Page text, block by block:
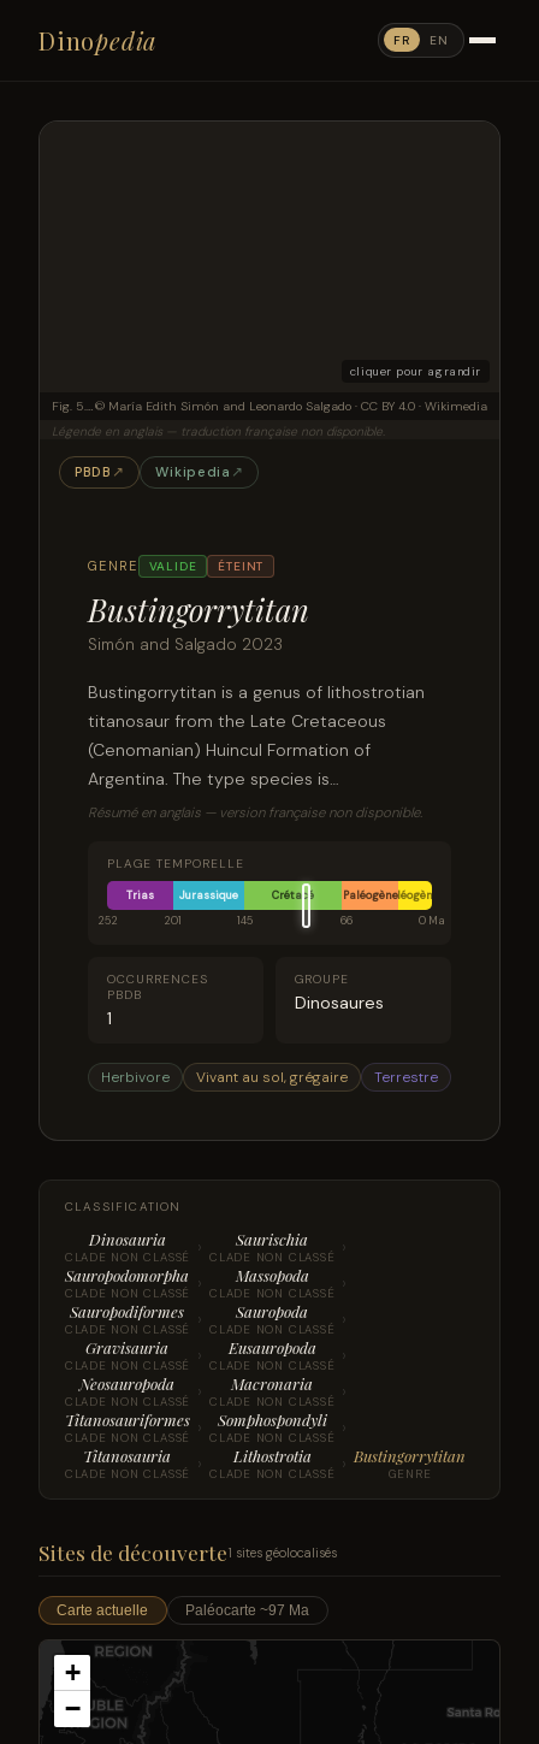
Dinopedia FR EN
GENRE VALIDE ÉTEINT
Bustingorrytitan
Simón and Salgado 2023
Bustingorrytitan is a genus of lithostrotian
titanosaur from the Late Cretaceous
(Cenomanian) Huincul Formation of
Argentina. The type species is
Bustingorrytitan shiva.
Résumé en anglais — version française non disponible.
PLAGE TEMPORELLE
Trias Jurassique Crétacé PaléogèneNéogène
252
201 145 66 0 Ma
OCCURRENCES
PBDB
1
GROUPE
Dinosaures
Herbivore Vivant au sol, grégaire Terrestre
cliquer pour agrandir
Fig. 5. Forelimb bones of the titanosaurian sauropod Bustingorrytitan shiva gen. et sp. nov. from “Bustingorry II” site, Neuquén Province, Argentina, upper Cenomanian. A. Left coracoid (holotype, MMCH-Pv 59/13) in lateral view. B. Left scapula (holotype, MMCH-Pv 59/11) in lateral view. C. Left humerus (holotype, MMCH-Pv 59/21) in proximal (C1), anterior (C2), and distal (C3) views. D. Right radius (holotype, MMCH-Pv 59/22) in posterior view. E. Left sternal plate (holotype, MMCH-Pv 59/15) in dorsal view. F. Articulated metacarpals I–V (holotype, MMCH-Pv 59/25–29) in proximal (F1), anterior (F2) and distal (F3) views. G. Right ulna (holotype, MMCH-Pv 59/23) in medial (G1) and proximal (G2) views. Abbreviations: cf, coracoid foramen; gas, glenoid articular surface; igl, infraglenoid lip; I–V, metacarpals. Scale bars 200 mm.© María Edith Simón and Leonardo Salgado · CC BY 4.0 · Wikimedia
Légende en anglais — traduction française non disponible.
PBDB ↗ Wikipedia ↗
CLASSIFICATION
Dinosauria
CLADE NON CLASSÉ › Saurischia
CLADE NON CLASSÉ ›
Sauropodomorpha
CLADE NON CLASSÉ › Massopoda
CLADE NON CLASSÉ ›
Sauropodiformes
CLADE NON CLASSÉ › Sauropoda
CLADE NON CLASSÉ ›
Gravisauria
CLADE NON CLASSÉ › Eusauropoda
CLADE NON CLASSÉ ›
Neosauropoda
CLADE NON CLASSÉ › Macronaria
CLADE NON CLASSÉ ›
Titanosauriformes
CLADE NON CLASSÉ › Somphospondyli
CLADE NON CLASSÉ ›
Titanosauria
CLADE NON CLASSÉ › Lithostrotia
CLADE NON CLASSÉ › Bustingorrytitan
GENRE
Sites de découverte1 sites géolocalisés
Carte actuelle Paléocarte ~97 Ma
+
−